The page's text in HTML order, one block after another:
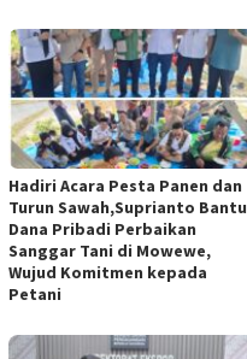
Hadiri Acara Pesta Panen dan
Turun Sawah,Suprianto Bantu
Dana Pribadi Perbaikan
Sanggar Tani di Mowewe,
Wujud Komitmen kepada
Petani